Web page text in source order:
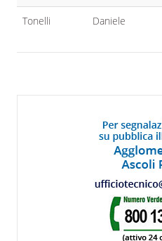
Tonelli Daniele